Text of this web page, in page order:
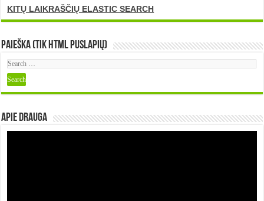
KITŲ LAIKRAŠČIŲ ELASTIC SEARCH
Paieška (tik HTML puslapių)
Apie DRAUGA